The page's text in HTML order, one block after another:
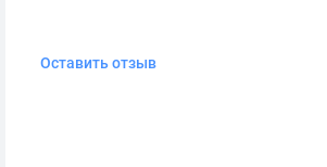
Оставить отзыв